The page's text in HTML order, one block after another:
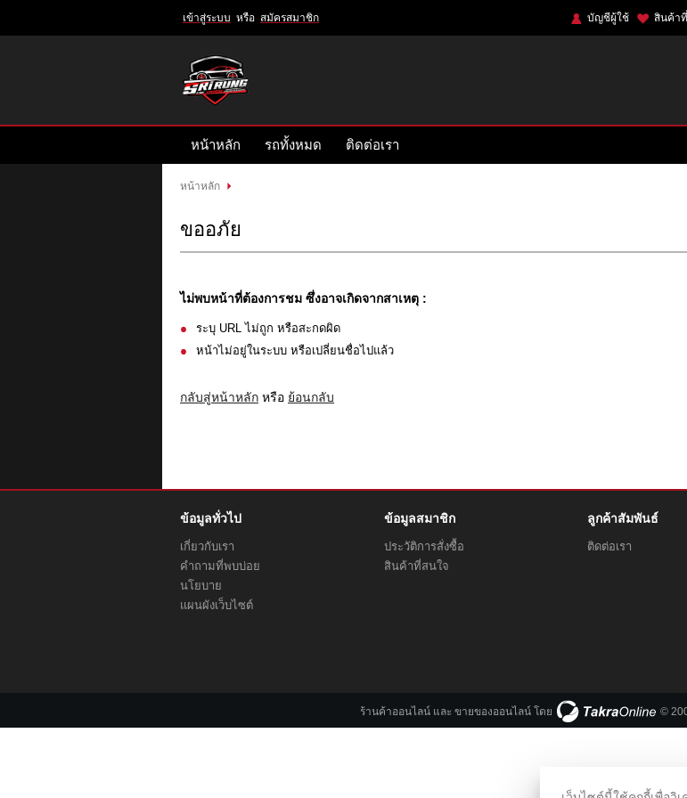
สมัคร
เข้าสู่ระบบ หรือ สมัครสมาชิก สินค้า
บัญชีผู้ใช้
หน้าหลัก รถทั้งหมด ติดต่อเรา
หน้าหลัก
ขออภัย
ไม่พบหน้าที่ต้องการชม ซึ่งอาจเกิดจากสาเหตุ :
ระบุ URL ไม่ถูก หรือสะกดผิด
หน้าไม่อยู่ในระบบ หรือเปลี่ยนชื่อไปแล้ว
กลับสู่หน้าหลัก หรือ ย้อนกลับ
ข้อมูลทั่วไป
เกี่ยวกับเรา
คำถามที่พบบ่อย
นโยบาย
แผนผังเว็บไซต์
ข้อมูลสมาชิก
ประวัติการสั่งซื้อ
สินค้าที่สนใจ
ลูกค้าสัมพันธ์
ติดต่อเรา
ร้านค้าออนไลน์ และ ขายของออนไลน์ โดย ©